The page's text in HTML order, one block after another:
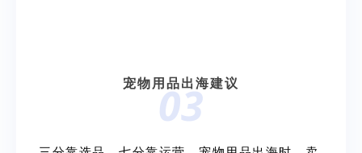
03
宠物用品出海建议